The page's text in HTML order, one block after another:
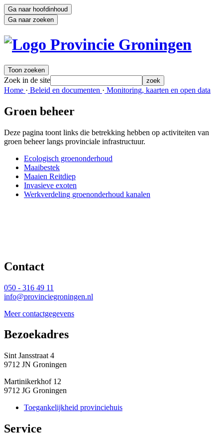
Ga naar hoofdinhoud
Ga naar zoeken
Toon zoeken
Zoek in de site zoek
Home · Beleid en documenten · Monitoring, kaarten en open data
Groen beheer
Deze pagina toont links die betrekking hebben op activiteiten van
groen beheer langs provinciale infrastructuur.
Ecologisch groenonderhoud
Maaibestek
Maaien Reitdiep
Invasieve exoten
Werkverdeling groenonderhoud kanalen
Contact
050 - 316 49 11
info@provinciegroningen.nl
Meer contactgegevens
Bezoekadres
Sint Jansstraat 4
9712 JN Groningen
Martinikerkhof 12
9712 JG Groningen
Toegankelijkheid provinciehuis
Service